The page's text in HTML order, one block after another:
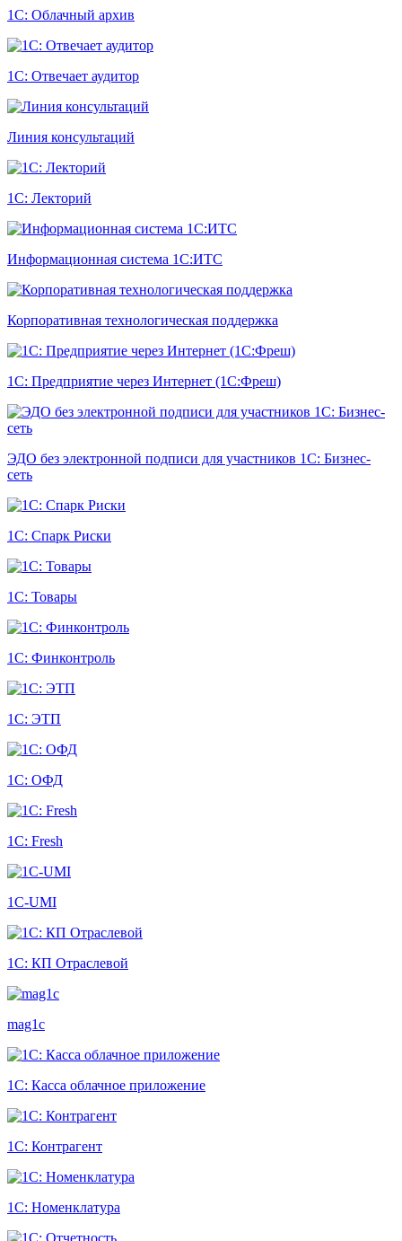
1С: Облачный архив
1С: Отвечает аудитор
Линия консультаций
1С: Лекторий
Информационная система 1С:ИТС
Корпоративная технологическая поддержка
1С: Предприятие через Интернет (1С:Фреш)
ЭДО без электронной подписи для участников 1С: Бизнес-
сеть
1С: Спарк Риски
1С: Товары
1С: Финконтроль
1С: ЭТП
1С: ОФД
1С: Fresh
1С-UMI
1С: КП Отраслевой
mag1c
1С: Касса облачное приложение
1С: Контрагент
1С: Номенклатура